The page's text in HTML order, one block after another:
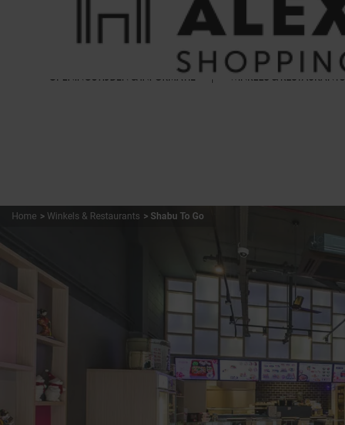
OPENINGSTIJDEN & INFORMATIE WINKELS & RESTAURANTS
Home Winkels & Restaurants Shabu To Go